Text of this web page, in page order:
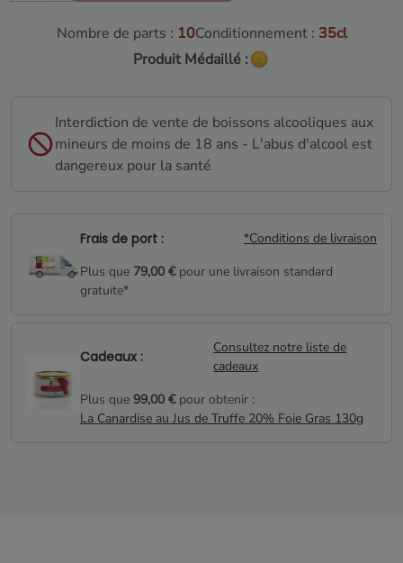
Nombre de parts : 10Conditionnement : 35cl
Produit Médaillé :
Interdiction de vente de boissons alcooliques aux
mineurs de moins de 18 ans - L'abus d'alcool est
dangereux pour la santé
Frais de port :
*Conditions de livraison
Plus que 79,00 €pour une livraison standard
gratuite*
Cadeaux :
Consultez notre liste de
cadeaux
Plus que 99,00 €pour obtenir :
La Canardise au Jus de Truffe 20% Foie Gras 130g